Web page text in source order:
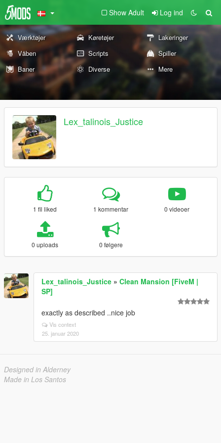
Show Adult Log ind
Værktøjer Køretøjer
Lakeringer
Våben
Scripts
Spiller
Baner
Diverse Mere
Lex_talinois_Justice
1 fil liked 1 kommentar 0 videoer
0 uploads 0 følgere
Lex_talinois_Justice » Clean Mansion [FiveM |
SP]
exactly as described ..nice job
Vis context
25. januar 2020
Designed in Alderney
Made in Los Santos